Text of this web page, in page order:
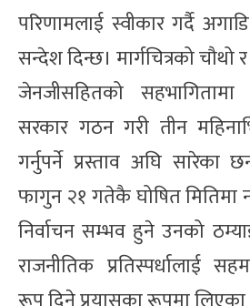
परिणामलाई स्वीकार गर्दै
सन्देश दिन्छ। मार्गचित्रको
जेनजीसहितको सहभागितामा
सरकार गठन गरी तीन
गर्नुपर्ने प्रस्ताव अघि
फागुन २१ गतेकै घोषित मितिमा
निर्वाचन सम्भव हुने उनको
राजनीतिक प्रतिस्पर्धालाई